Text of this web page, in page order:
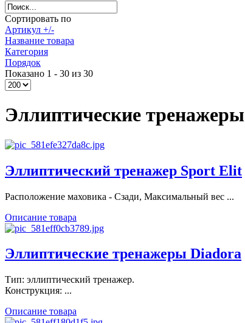
Сортировать по
Артикул +/-
Название товара
Категория
Порядок
Показано 1 - 30 из 30
Эллиптические тренажеры
Эллиптический тренажер Sport Elit
Расположение маховика - Сзади, Максимальный вес ...
Описание товара
Эллиптические тренажеры Diadora
Тип: эллиптический тренажер.
Конструкция: ...
Описание товара